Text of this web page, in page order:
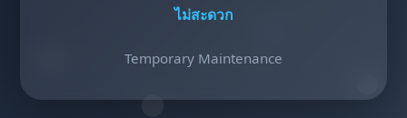
ไม่สะดวก
Temporary Maintenance